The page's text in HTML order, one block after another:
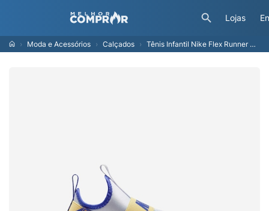
Lojas
Moda e Acessórios Calçados Tênis Infantil Nike Flex Runner 4 SE PS